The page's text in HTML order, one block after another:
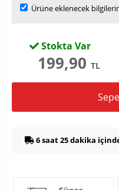
Ürüne eklenecek
Stokta Var
199,90 TL
6 saat 25 dakika